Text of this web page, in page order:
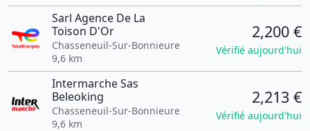
Sarl Agence De La
Toison D'Or
Chasseneuil-Sur-Bonnieure
9,6 km
2,200 €
Vérifié aujourd'hui
Intermarche Sas
Beleoking
Chasseneuil-Sur-Bonnieure
9,6 km
2,213 €
Vérifié aujourd'hui